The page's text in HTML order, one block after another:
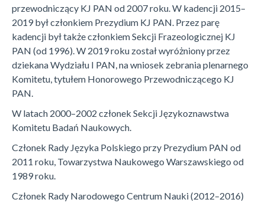
przewodniczący KJ PAN od 2007 roku. W kadencji 2015–
2019 był członkiem Prezydium KJ PAN. Przez parę
kadencji był także członkiem Sekcji Frazeologicznej KJ
PAN (od 1996). W 2019 roku został wyróżniony przez
dziekana Wydziału I PAN, na wniosek zebrania plenarnego
Komitetu, tytułem Honorowego Przewodniczącego KJ
PAN.
W latach 2000–2002 członek Sekcji Językoznawstwa
Komitetu Badań Naukowych.
Członek Rady Języka Polskiego przy Prezydium PAN od
2011 roku, Towarzystwa Naukowego Warszawskiego od
1989 roku.
Członek Rady Narodowego Centrum Nauki (2012–2016)